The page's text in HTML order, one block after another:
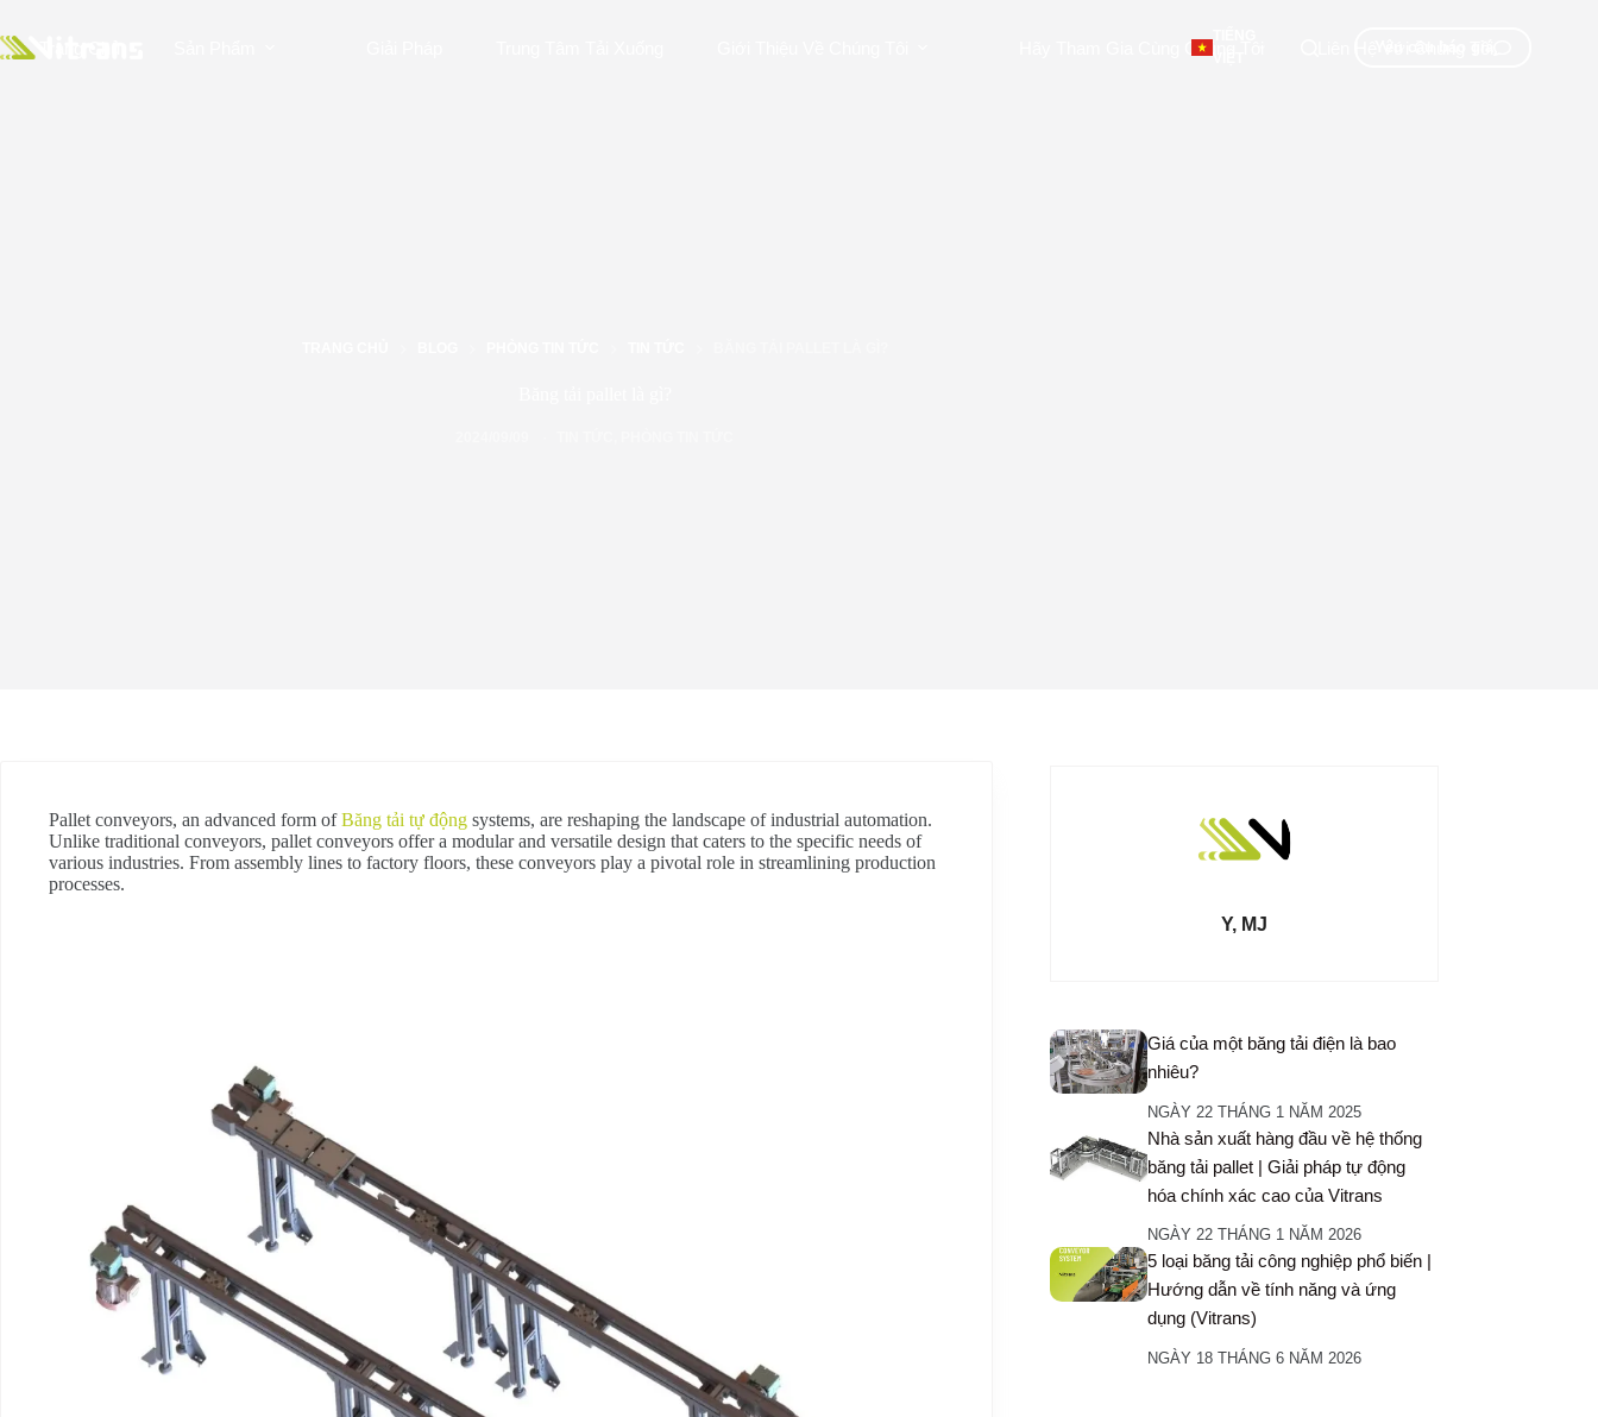
Hãy Tham Gia Cùng Chúng Tôi
Pallet conveyors, an advanced form ofBăng tải tự động systems, are reshaping the landscape of industrial automation.
Unlike traditional conveyors, pallet conveyors offer a modular and versatile design that caters to the specific needs of
various industries. From assembly lines to factory floors, these conveyors play a pivotal role in streamlining production
processes.
Y, MJ
Giá của một băng tải điện là bao
nhiêu?
NGÀY 22 THÁNG 1 NĂM 2025
Nhà sản xuất hàng đầu về hệ thống
băng tải pallet | Giải pháp tự động
hóa chính xác cao của Vitrans
NGÀY 22 THÁNG 1 NĂM 2026
5 loại băng tải công nghiệp phổ biến |
Hướng dẫn về tính năng và ứng
dụng (Vitrans)
NGÀY 18 THÁNG 6 NĂM 2026